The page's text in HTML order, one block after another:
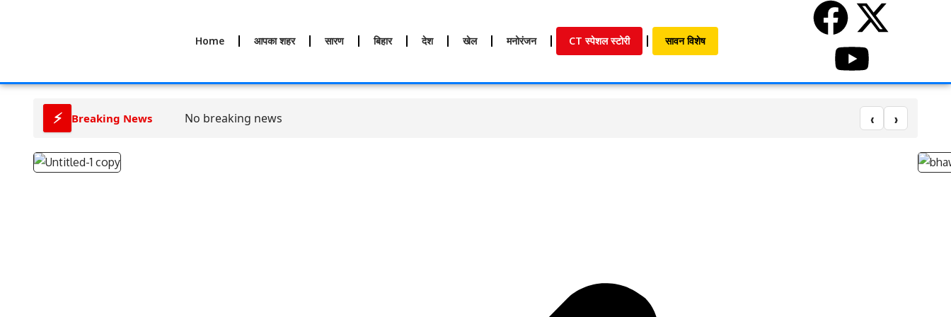
Home आपका शहर सारण बिहार देश खेल मनोरंजन CT स्पेशल स्टोरी सावन विशेष
⚡ Breaking News No breaking news ‹ ›